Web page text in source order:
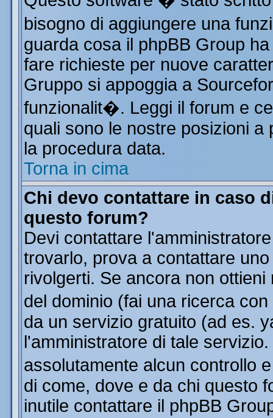
bisogno di aggiungere una
guarda cosa il phpBB Group
fare richieste per nuove
Gruppo si appoggia a
funzionalit�. Leggi il forum e
quali sono le nostre posizioni
la procedura data.
Torna in cima
Chi devo contattare in caso
questo forum?
Devi contattare
trovarlo, prova a contattare
rivolgerti. Se ancora non
del dominio (fai una ricerca
da un servizio gratuito (ad es.
l'amministratore di tale
assolutamente alcun controllo
di come, dove e da chi questo
inutile contattare il phpBB